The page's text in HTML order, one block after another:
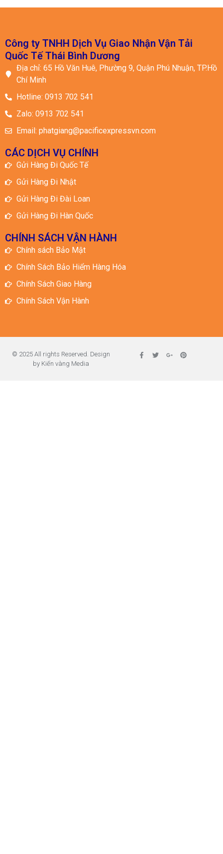
Công ty TNHH Dịch Vụ Giao Nhận Vận Tải
Quốc Tế Thái Bình Dương
Địa chỉ: 65 Hồ Văn Huê, Phường 9, Quận Phú Nhuận, TP.Hồ
Chí Minh
Hotline: 0913 702 541
Zalo: 0913 702 541
Email: phatgiang@pacificexpressvn.com
CÁC DỊCH VỤ CHÍNH
Gửi Hàng Đi Quốc Tế
Gửi Hàng Đi Nhật
Gửi Hàng Đi Đài Loan
Gửi Hàng Đi Hàn Quốc
CHÍNH SÁCH VẬN HÀNH
Chính sách Bảo Mật
Chính Sách Bảo Hiểm Hàng Hóa
Chính Sách Giao Hàng
Chính Sách Vận Hành
© 2025 All rights Reserved. Design
by Kiến vàng Media